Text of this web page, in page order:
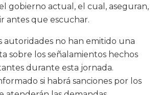
gobierno actual, el cual, aseguran,
antes que escuchar.
autoridades no han emitido una
sobre los señalamientos hechos
durante esta jornada.
si habrá sanciones por los